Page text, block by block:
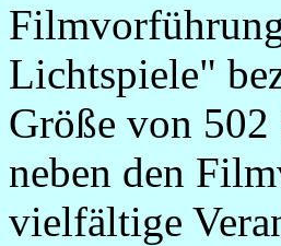
Lichtspiele"
Größe von
neben den
vielfältige